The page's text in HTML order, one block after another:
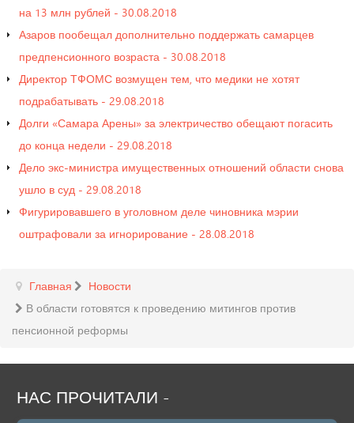
на 13 млн рублей - 30.08.2018
Азаров пообещал дополнительно поддержать самарцев
предпенсионного возраста - 30.08.2018
Директор ТФОМС возмущен тем, что медики не хотят
подрабатывать - 29.08.2018
Долги «Самара Арены» за электричество обещают погасить
до конца недели - 29.08.2018
Дело экс-министра имущественных отношений области снова
ушло в суд - 29.08.2018
Фигурировавшего в уголовном деле чиновника мэрии
оштрафовали за игнорирование - 28.08.2018
Главная
Новости
В области готовятся к проведению митингов против
пенсионной реформы
НАС ПРОЧИТАЛИ -